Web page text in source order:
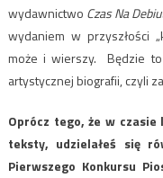
wydawnictwo Czas Na
wydaniem w przyszłości
może i wierszy. Będzie
artystycznej biografii, czyli
Oprócz tego, że w czasie
teksty, udzielałeś się
Pierwszego Konkursu